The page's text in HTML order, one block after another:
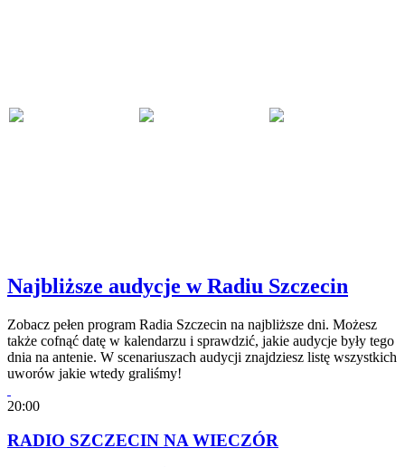
Najbliższe audycje w Radiu Szczecin
Zobacz pełen program Radia Szczecin na najbliższe dni. Możesz
także cofnąć datę w kalendarzu i sprawdzić, jakie audycje były tego
dnia na antenie. W scenariuszach audycji znajdziesz listę wszystkich
uworów jakie wtedy graliśmy!
20:00
RADIO SZCZECIN NA WIECZÓR